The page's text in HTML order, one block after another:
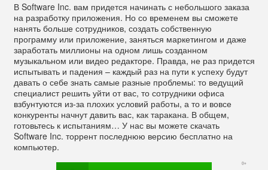
В Software Inc. вам придется начинать с небольшого заказа
на разработку приложения. Но со временем вы сможете
нанять больше сотрудников, создать собственную
программу или приложение, заняться маркетингом и даже
заработать миллионы на одном лишь созданном
музыкальном или видео редакторе. Правда, не раз придется
испытывать и падения – каждый раз на пути к успеху будут
давать о себе знать самые разные проблемы: то ведущий
специалист решить уйти от вас, то сотрудники офиса
взбунтуются из-за плохих условий работы, а то и вовсе
конкуренты начнут давить вас, как таракана. В общем,
готовьтесь к испытаниям… У нас вы можете скачать
Software Inc. торрент последнюю версию бесплатно на
компьютер.